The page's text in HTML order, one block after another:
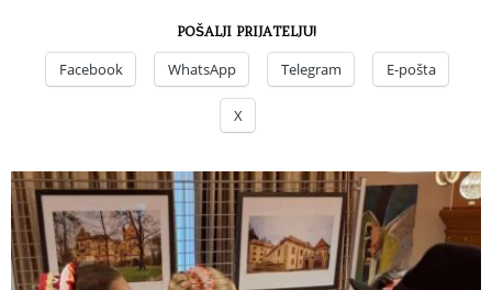
POŠALJI PRIJATELJU!
Facebook WhatsApp Telegram E-pošta
X